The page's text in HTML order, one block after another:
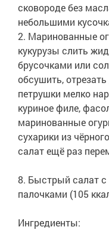
сковороде без
небольшими
2. Маринованные
кукурузы слить
брусочками или
обсушить,
петрушки мелко
куриное филе,
маринованные
сухарики из
салат ещё раз
8. Быстрый салат
палочками (105
Ингредиенты: